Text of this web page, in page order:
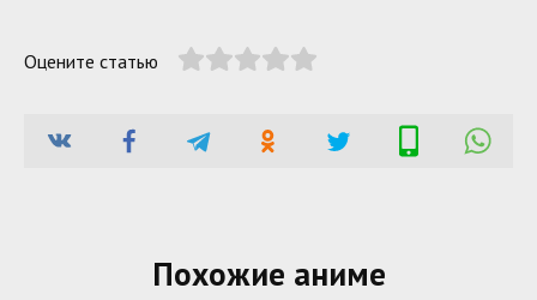
Оцените статью
Похожие аниме